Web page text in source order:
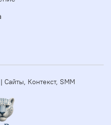
Сайты, Контекст, SMM